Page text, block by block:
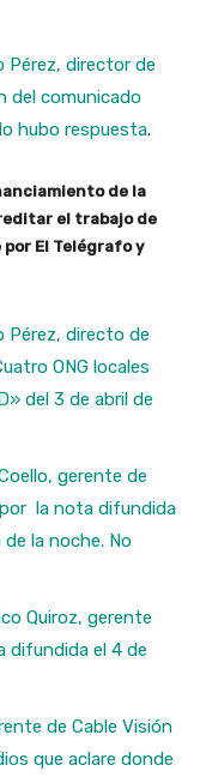
Pérez, director de
del comunicado
hubo respuesta.
de la
el trabajo de
El Telégrafo y
Pérez, directo de
ONG locales
del 3 de abril de
gerente de
por la nota difundida
la noche. No
Quiroz, gerente
difundida el 4 de
de Cable Visión
que aclare donde